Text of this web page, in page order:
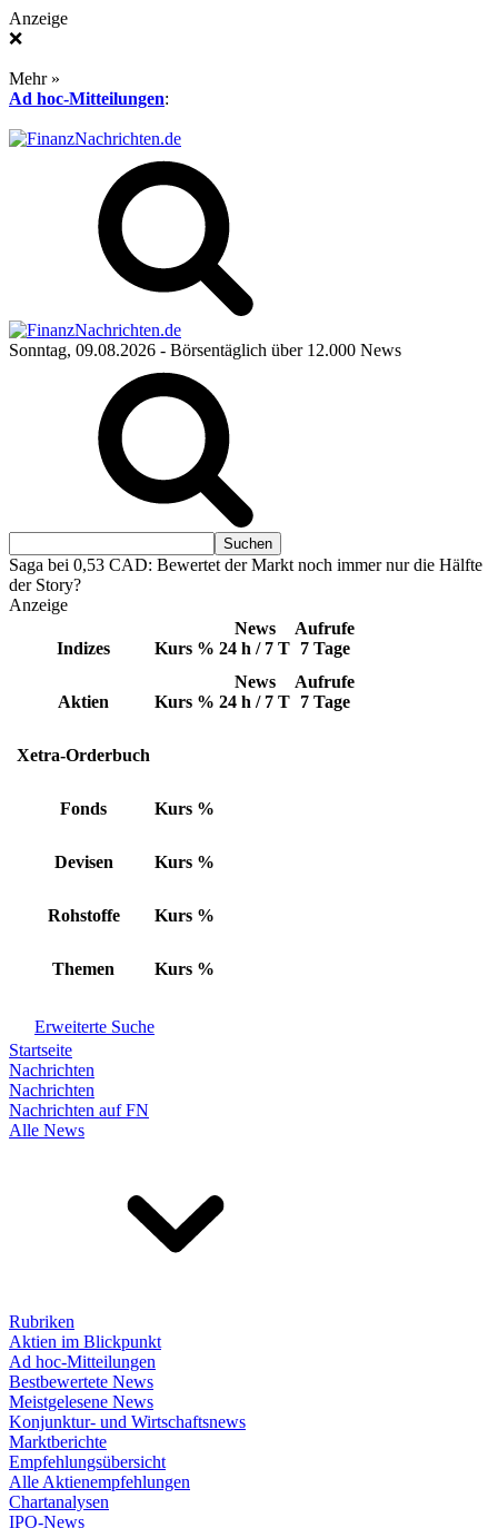
Anzeige
❌
Mehr »
Ad hoc-Mitteilungen:
Sonntag, 09.08.2026 - Börsentäglich über 12.000 News
Saga bei 0,53 CAD: Bewertet der Markt noch immer nur die Hälfte
der Story?
Anzeige
Indizes Kurs %
News
24 h / 7 T
Aufrufe
7 Tage
Aktien Kurs %
News
24 h / 7 T
Aufrufe
7 Tage
Xetra-Orderbuch
Fonds Kurs %
Devisen Kurs %
Rohstoffe Kurs %
Themen Kurs %
Erweiterte Suche
Startseite
Nachrichten
Nachrichten
Nachrichten auf FN
Alle News
Rubriken
Aktien im Blickpunkt
Ad hoc-Mitteilungen
Bestbewertete News
Meistgelesene News
Konjunktur- und Wirtschaftsnews
Marktberichte
Empfehlungsübersicht
Alle Aktienempfehlungen
Chartanalysen
IPO-News